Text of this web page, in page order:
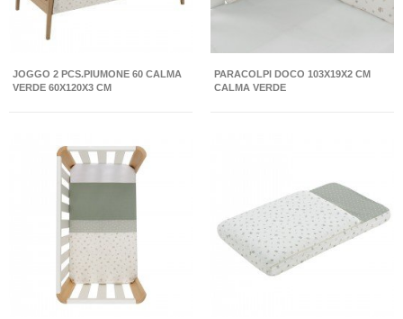
JOGGO 2 PCS.PIUMONE 60 CALMA
VERDE 60X120X3 CM
PARACOLPI DOCO 103X19X2 CM
CALMA VERDE